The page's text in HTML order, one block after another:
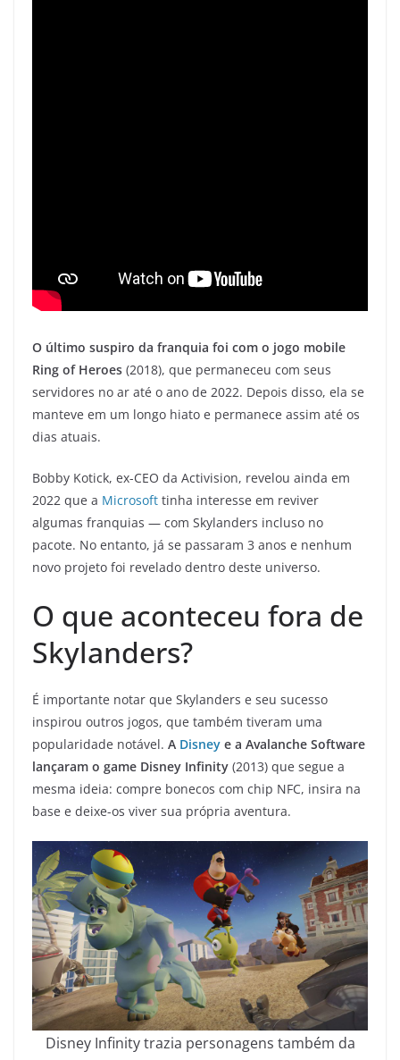
O último suspiro da franquia foi com o jogo mobile
Ring of Heroes (2018), que permaneceu com seus
servidores no ar até o ano de 2022. Depois disso, ela se
manteve em um longo hiato e permanece assim até os
dias atuais.
Bobby Kotick, ex-CEO da Activision, revelou ainda em
2022 que a Microsoft tinha interesse em reviver
algumas franquias — com Skylanders incluso no
pacote. No entanto, já se passaram 3 anos e nenhum
novo projeto foi revelado dentro deste universo.
O que aconteceu fora de
Skylanders?
É importante notar que Skylanders e seu sucesso
inspirou outros jogos, que também tiveram uma
popularidade notável. A Disney e a Avalanche Software
lançaram o game Disney Infinity (2013) que segue a
mesma ideia: compre bonecos com chip NFC, insira na
base e deixe-os viver sua própria aventura.
Disney Infinity trazia personagens também da